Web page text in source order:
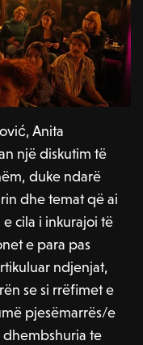
Anita
një diskutim të
duke ndarë
dhe temat që ai
cila i inkurajoi të
e para pas
ndjenjat,
se si rrëfimet e
pjesëmarrës/e
te